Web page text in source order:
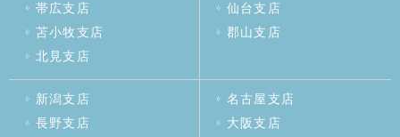
帯広支店
苫小牧支店
北見支店
仙台支店
郡山支店
新潟支店
長野支店
名古屋支店
大阪支店